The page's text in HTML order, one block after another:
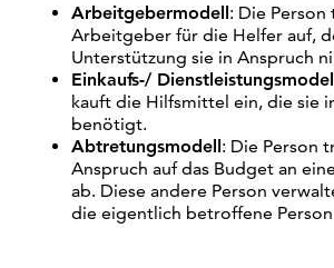
Arbeitgebermodell: Die
Arbeitgeber für die Helfer auf,
Unterstützung sie in Anspruch
Einkaufs-/
kauft die Hilfsmittel ein, die sie
benötigt.
Abtretungsmodell: Die Person
Anspruch auf das Budget an
ab. Diese andere Person
die eigentlich betroffene